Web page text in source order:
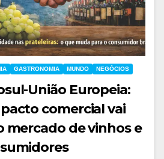
GASTRONOMIA MUNDO NEGÓCIOS
União Europeia:
comercial vai
mercado de vinhos e